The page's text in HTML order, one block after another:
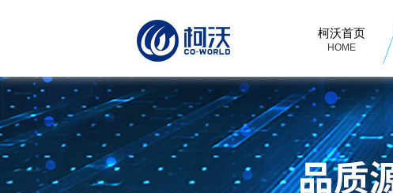
柯沃首页
HOME